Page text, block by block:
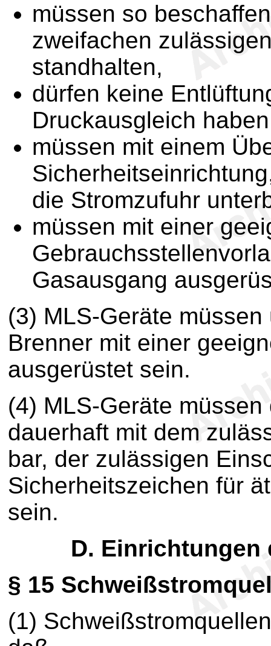
müssen so
zweifachen
standhalten,
dürfen keine
Druckausgleich
müssen mit einem
die Stromzufuhr
müssen mit einer
Gasausgang
(3) MLS-Geräte
Brenner mit einer
ausgerüstet sein.
(4) MLS-Geräte
dauerhaft mit dem
bar, der zulässigen
Sicherheitszeichen für
sein.
D.
§ 15
(1)